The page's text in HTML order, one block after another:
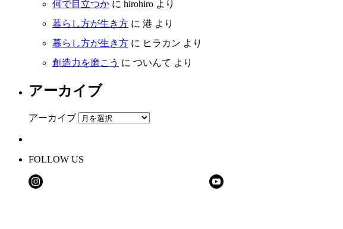
何で目立つか に hirohiro より
暮らし方が生き方 に 港 より
暮らし方が生き方 に ヒラカン より
創造力を磨こう に ついんて より
アーカイブ
アーカイブ
FOLLOW US